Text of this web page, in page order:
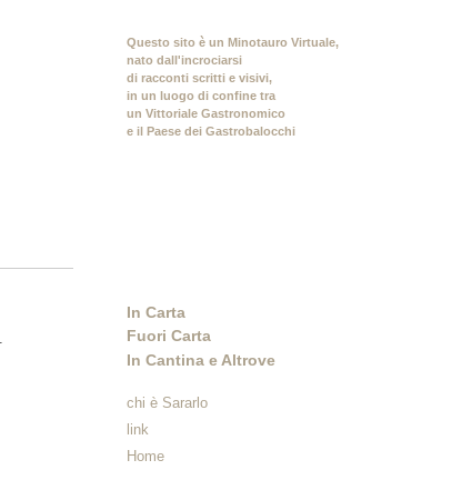
Questo sito è un Minotauro Virtuale,
nato dall'incrociarsi
di racconti scritti e visivi,
in un luogo di confine tra
un Vittoriale Gastronomico
e il Paese dei Gastrobalocchi
In Carta
Fuori Carta
In Cantina e Altrove
chi è Sararlo
link
Home